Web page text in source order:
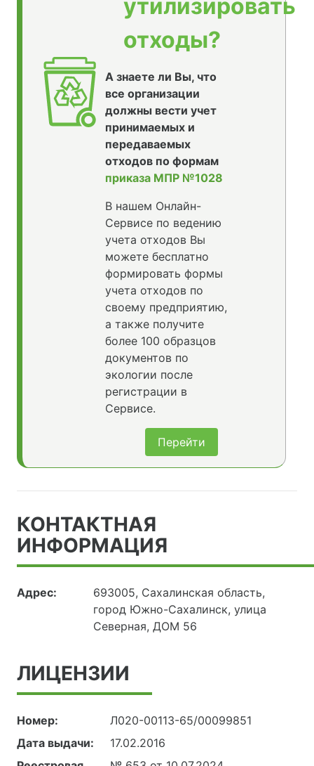
утилизировать
отходы?
А знаете ли Вы, что
все организации
должны вести учет
принимаемых и
передаваемых
отходов по формам
приказа МПР №1028
В нашем Онлайн-
Сервисе по ведению
учета отходов Вы
можете бесплатно
формировать формы
учета отходов по
своему предприятию,
а также получите
более 100 образцов
документов по
экологии после
регистрации в
Сервисе.
Перейти
КОНТАКТНАЯ
ИНФОРМАЦИЯ
Адрес:
693005, Сахалинская область,
город Южно-Сахалинск, улица
Северная, ДОМ 56
ЛИЦЕНЗИИ
Номер:
Л020-00113-65/00099851
Дата выдачи:
17.02.2016